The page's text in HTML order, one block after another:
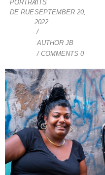
PORTRAITS
DE RUE
/
SEPTEMBER 20,
2022
/
AUTHORJB
/ COMMENTS 0